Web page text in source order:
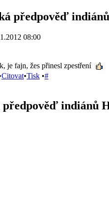
předpověď
08:00
je fajn, žes přinesl zpestření
Citovat•Tisk •#
předpověď indiánů